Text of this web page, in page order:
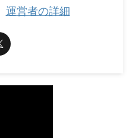
運営者の詳細